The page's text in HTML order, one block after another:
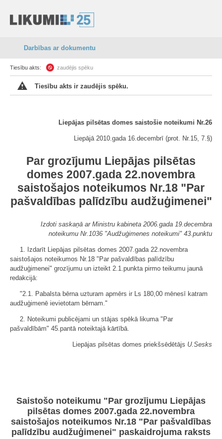
Darbības ar dokumentu
Tiesību akts: zaudējis spēku
Tiesību akts ir zaudējis spēku.
Liepājas pilsētas domes saistošie noteikumi Nr.26
Liepājā 2010.gada 16.decembrī (prot. Nr.15, 7.§)
Par grozījumu Liepājas pilsētas
domes 2007.gada 22.novembra
saistošajos noteikumos Nr.18 "Par
pašvaldības palīdzību audžuģimenei"
Izdoti saskaņā ar Ministru kabineta 2006.gada 19.decembra
noteikumu Nr.1036 "Audžuģimenes noteikumi" 43.punktu
1. Izdarīt Liepājas pilsētas domes 2007.gada 22.novembra
saistošajos noteikumos Nr.18 "Par pašvaldības palīdzību
audžuģimenei" grozījumu un izteikt 2.1.punkta pirmo teikumu jaunā
redakcijā:
"2.1. Pabalsta bērna uzturam apmērs ir Ls 180,00 mēnesī katram
audžuģimenē ievietotam bērnam."
2. Noteikumi publicējami un stājas spēkā likuma "Par
pašvaldībām" 45.pantā noteiktajā kārtībā.
Liepājas pilsētas domes priekšsēdētājs U.Sesks
Saistošo noteikumu "Par grozījumu Liepājas
pilsētas domes 2007.gada 22.novembra
saistošajos noteikumos Nr.18 "Par pašvaldības
palīdzību audžuģimenei" paskaidrojuma raksts